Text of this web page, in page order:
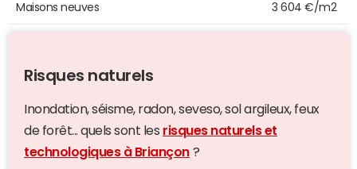
Maisons neuves 3 604 €/m2
Risques naturels
Inondation, séisme, radon, seveso, sol argileux, feux
de forêt... quels sont les risques naturels et
technologiques à Briançon ?